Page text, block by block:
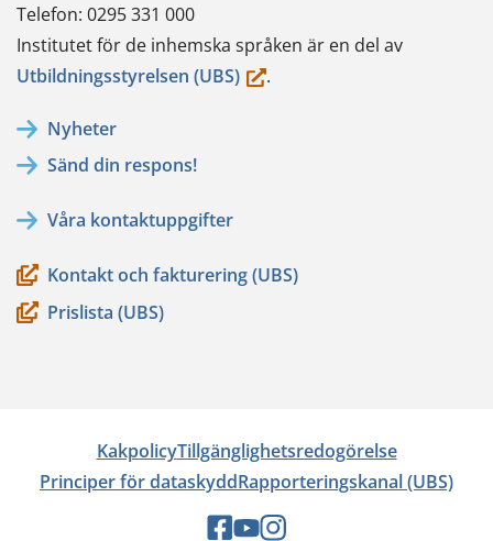
Telefon: 0295 331 000
Institutet för de inhemska språken är en del av
Utbildningsstyrelsen (UBS)(du.
Nyheter
Sänd din respons!
Våra kontaktuppgifter
Kontakt och fakturering (UBS)
Prislista (UBS)
KakpolicyTillgänglighetsredogörelse
Principer för dataskyddRapporteringskanal (UBS)
Sociala
Sociala
Sociala